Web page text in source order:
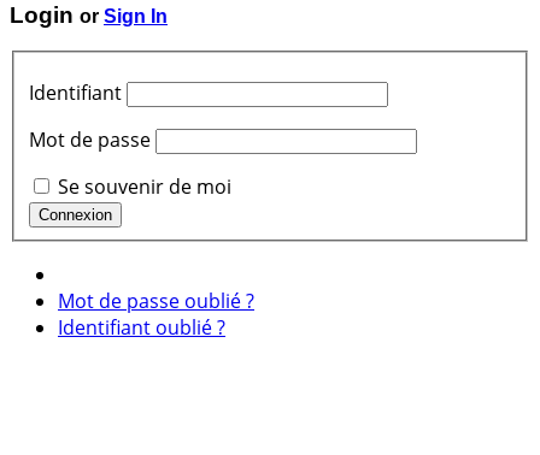
Login or Sign In
Identifiant
Mot de passe
Se souvenir de moi
Mot de passe oublié ?
Identifiant oublié ?